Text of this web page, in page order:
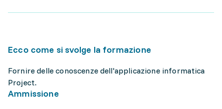
Ecco come si svolge la formazione
Fornire delle conoscenze dell'applicazione informatica
Project.
Ammissione